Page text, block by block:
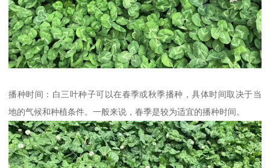
播种时间：白三叶种子可以在春季或秋季播种，具体时间取决于当
地的气候和种植条件。一般来说，春季是较为适宜的播种时间。